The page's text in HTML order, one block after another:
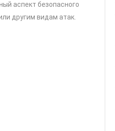
аспект безопасного
другим видам атак.